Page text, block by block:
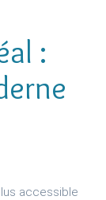
:
accessible